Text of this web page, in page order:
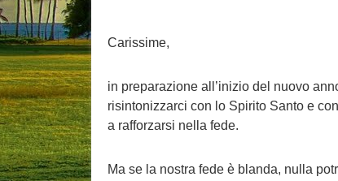
Carissime,
in preparazione all’inizio del nuovo
risintonizzarci con lo Spirito Santo e
a rafforzarsi nella fede.
Ma se la nostra fede è blanda, nulla